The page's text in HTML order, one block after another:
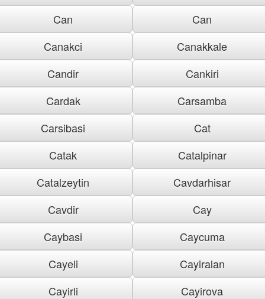
Can
Can
Canakci
Canakkale
Candir
Cankiri
Cardak
Carsamba
Carsibasi
Cat
Catak
Catalpinar
Catalzeytin
Cavdarhisar
Cavdir
Cay
Caybasi
Caycuma
Cayeli
Cayiralan
Cayirli
Cayirova